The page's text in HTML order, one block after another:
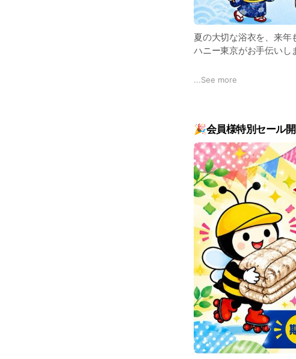
夏の大切な浴衣を、来年
ハニー東京がお手伝いし
料金・サービス内容は下
...See more
🎉会員様特別セール開